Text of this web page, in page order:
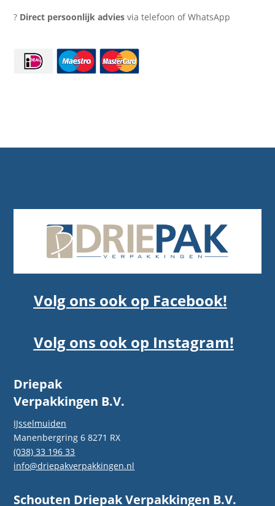
aantal
? Direct persoonlijk advies via telefoon of WhatsApp
Volg ons ook op Facebook!
Volg ons ook op Instagram!
Driepak
Verpakkingen B.V.
IJsselmuiden
Manenbergring 6 8271 RX
(038) 33 196 33
info@driepakverpakkingen.nl
Schouten Driepak Verpakkingen B.V.